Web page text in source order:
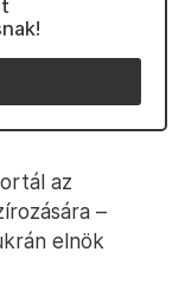
az
–
elnök